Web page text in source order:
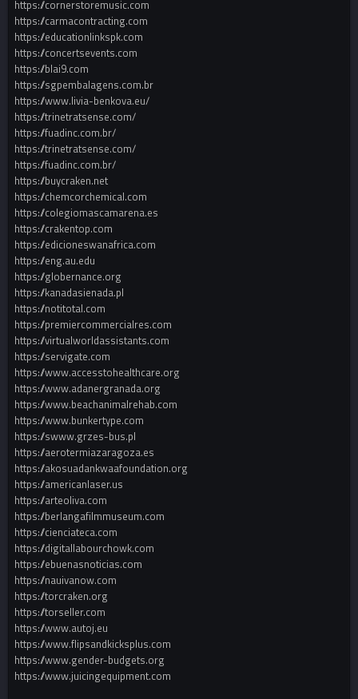
https://cornerstoremusic.com
https://carmacontracting.com
https://educationlinkspk.com
https://concertsevents.com
https://blai9.com
https://sgpembalagens.com.br
https://www.livia-benkova.eu/
https://trinetratsense.com/
https://fuadinc.com.br/
https://trinetratsense.com/
https://fuadinc.com.br/
https://buycraken.net
https://chemcorchemical.com
https://colegiomascamarena.es
https://crakentop.com
https://edicioneswanafrica.com
https://eng.au.edu
https://globernance.org
https://kanadasienada.pl
https://notitotal.com
https://premiercommercialres.com
https://virtualworldassistants.com
https://servigate.com
https://www.accesstohealthcare.org
https://www.adanergranada.org
https://www.beachanimalrehab.com
https://www.bunkertype.com
https://swww.grzes-bus.pl
https://aerotermiazaragoza.es
https://akosuadankwaafoundation.org
https://americanlaser.us
https://arteoliva.com
https://berlangafilmmuseum.com
https://cienciateca.com
https://digitallabourchowk.com
https://ebuenasnoticias.com
https://nauivanow.com
https://torcraken.org
https://torseller.com
https://www.autoj.eu
https://www.flipsandkicksplus.com
https://www.gender-budgets.org
https://www.juicingequipment.com